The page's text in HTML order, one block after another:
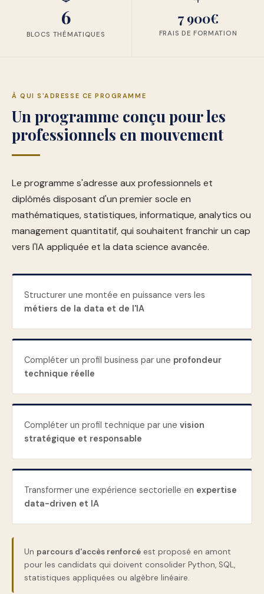
6
BLOCS THÉMATIQUES
7 900€
FRAIS DE FORMATION
À QUI S'ADRESSE CE PROGRAMME
Un programme conçu pour les
professionnels en mouvement
Le programme s'adresse aux professionnels et
diplômés disposant d'un premier socle en
mathématiques, statistiques, informatique, analytics ou
management quantitatif, qui souhaitent franchir un cap
vers l'IA appliquée et la data science avancée.
Structurer une montée en puissance vers les
métiers de la data et de l'IA
Compléter un profil business par une profondeur
technique réelle
Compléter un profil technique par une vision
stratégique et responsable
Transformer une expérience sectorielle en expertise
data-driven et IA
Un parcours d'accès renforcé est proposé en amont
pour les candidats qui doivent consolider Python, SQL,
statistiques appliquées ou algèbre linéaire.